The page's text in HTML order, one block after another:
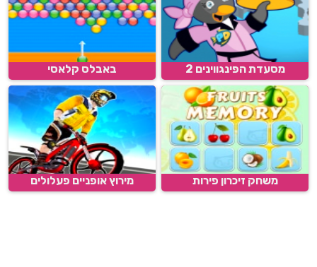
מסעדת הפינגווינים 2 באבלס קלאסי
משחק זיכרון פירות מירוץ אופניים פעלולים